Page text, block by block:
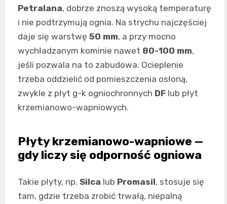
Petralana, dobrze znoszą wysoką temperaturę
i nie podtrzymują ognia. Na strychu najczęściej
daje się warstwę 50 mm, a przy mocno
wychładzanym kominie nawet 80-100 mm,
jeśli pozwala na to zabudowa. Ocieplenie
trzeba oddzielić od pomieszczenia osłoną,
zwykle z płyt g-k ogniochronnych DF lub płyt
krzemianowo-wapniowych.
Płyty krzemianowo-wapniowe —
gdy liczy się odporność ogniowa
Takie płyty, np. Silca lub Promasil, stosuje się
tam, gdzie trzeba zrobić trwałą, niepalną